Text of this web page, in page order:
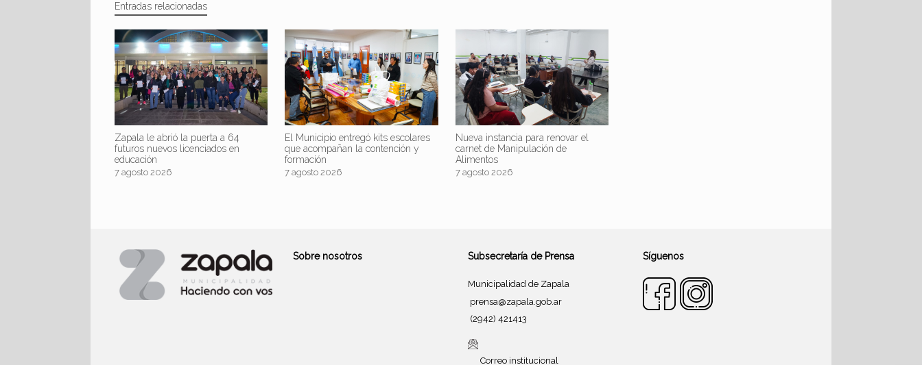
Entradas relacionadas
Zapala le abrió la puerta a 64
futuros nuevos licenciados en
educación
7 agosto 2026
El Municipio entregó kits escolares
que acompañan la contención y
formación
7 agosto 2026
Nueva instancia para renovar el
carnet de Manipulación de
Alimentos
7 agosto 2026
Sobre nosotros Subsecretaría de Prensa
Municipalidad de Zapala
prensa@zapala.gob.ar
(2942) 421413
Correo institucional
Síguenos